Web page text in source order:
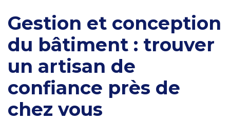
Gestion et conception
du bâtiment : trouver
un artisan de
confiance près de
chez vous